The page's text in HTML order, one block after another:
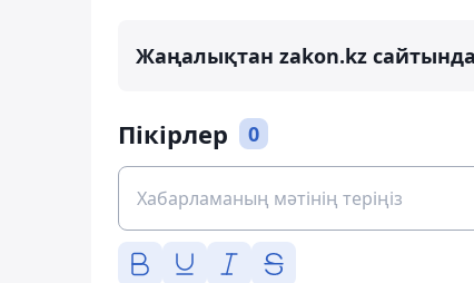
Жаңалықтан zakon.kz
Пікірлер 0